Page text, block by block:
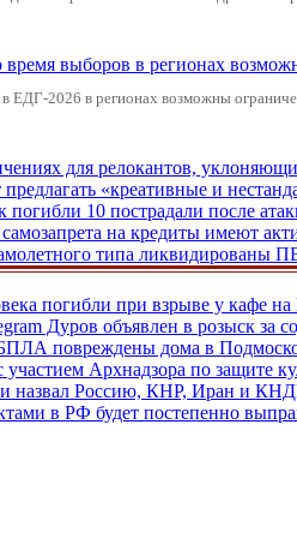
выборов в регионах
2026 в регионах возможны
для релокантов,
«креативные и
погибли 10 пострадали после
на кредиты имеют
типа ликвидированы
погибли при взрыве у
Дуров объявлен в розыск за
повреждены дома в
участием Архнадзора по защите
назвал Россию, КНР, Иран и
в РФ будет постепенно